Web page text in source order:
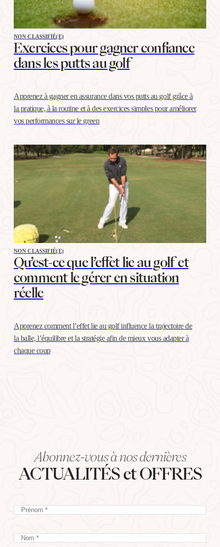
NON CLASSIFIÉ(E)
Exercices pour gagner confiance
dans les putts au golf
Apprenez à gagner en assurance dans vos putts au golf grâce à
la pratique, à la routine et à des exercices simples pour améliorer
vos performances sur le green
NON CLASSIFIÉ(E)
Qu’est-ce que l’effet lie au golf et
comment le gérer en situation
réelle
Apprenez comment l’effet lie au golf influence la trajectoire de
la balle, l’équilibre et la stratégie afin de mieux vous adapter à
chaque coup
Abonnez-vous à nos dernières
ACTUALITÉS et OFFRES